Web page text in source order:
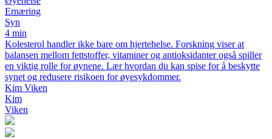
Ernæring
Syn
4 min
Kolesterol handler ikke bare om hjertehelse. Forskning viser at
balansen mellom fettstoffer, vitaminer og antioksidanter også spiller
en viktig rolle for øynene. Lær hvordan du kan spise for å beskytte
synet og redusere risikoen for øyesykdommer.
Kim Viken
Kim
Viken